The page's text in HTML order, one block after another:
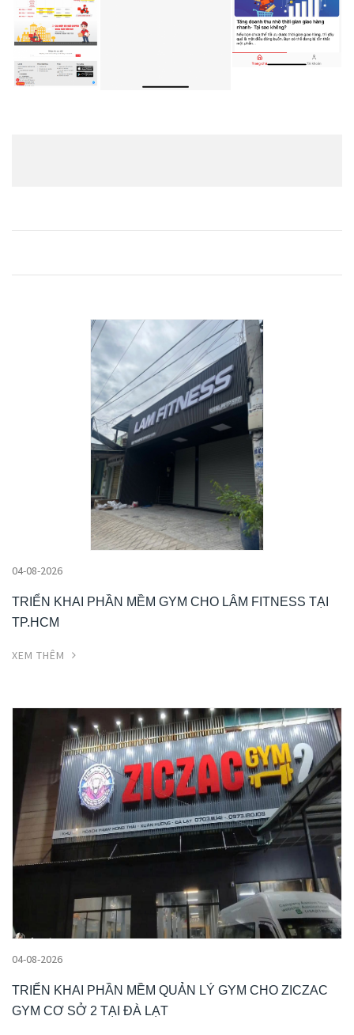
04-08-2026
TRIỂN KHAI PHẦN MỀM GYM CHO LÂM FITNESS TẠI
TP.HCM
XEM THÊM
04-08-2026
TRIỂN KHAI PHẦN MỀM QUẢN LÝ GYM CHO ZICZAC
GYM CƠ SỞ 2 TẠI ĐÀ LẠT